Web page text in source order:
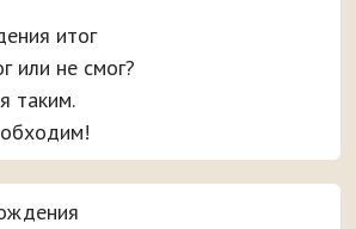
итог
или не смог?
таким.